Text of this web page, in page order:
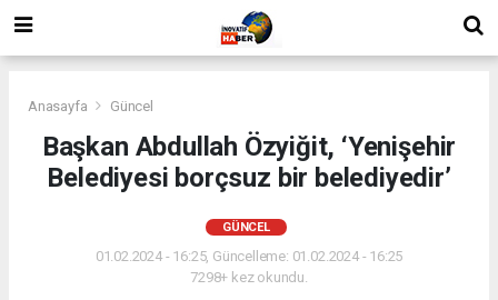
Anasayfa Güncel
Başkan Abdullah Özyiğit, ‘Yenişehir
Belediyesi borçsuz bir belediyedir’
GÜNCEL
01.02.2024 - 16:25, Güncelleme: 01.02.2024 - 16:25
7298+ kez okundu.